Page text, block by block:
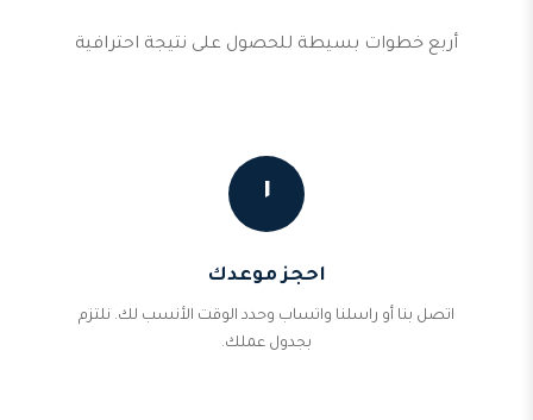
أربع خطوات بسيطة للحصول على نتيجة احترافية
١
احجز موعدك
اتصل بنا أو راسلنا واتساب وحدد الوقت الأنسب لك. نلتزم
بجدول عملك.